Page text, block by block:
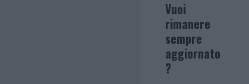
Vuoi
rimanere
sempre
aggiornato
?